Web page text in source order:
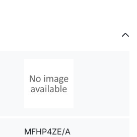
MFHP4ZE/A